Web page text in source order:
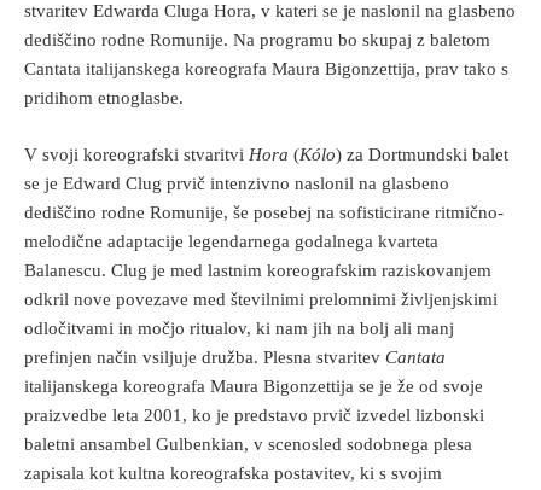
stvaritev Edwarda Cluga Hora, v kateri se je naslonil na glasbeno
dediščino rodne Romunije. Na programu bo skupaj z baletom
Cantata italijanskega koreografa Maura Bigonzettija, prav tako s
pridihom etnoglasbe.
V svoji koreografski stvaritvi Hora (Kólo) za Dortmundski balet
se je Edward Clug prvič intenzivno naslonil na glasbeno
dediščino rodne Romunije, še posebej na sofisticirane ritmično-
melodične adaptacije legendarnega godalnega kvarteta
Balanescu. Clug je med lastnim koreografskim raziskovanjem
odkril nove povezave med številnimi prelomnimi življenjskimi
odločitvami in močjo ritualov, ki nam jih na bolj ali manj
prefinjen način vsiljuje družba. Plesna stvaritev Cantata
italijanskega koreografa Maura Bigonzettija se je že od svoje
praizvedbe leta 2001, ko je predstavo prvič izvedel lizbonski
baletni ansambel Gulbenkian, v scenosled sodobnega plesa
zapisala kot kultna koreografska postavitev, ki s svojim